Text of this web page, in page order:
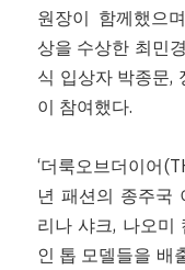
원장이 함께했으
상을 수상한 최민
식 입상자 박종문,
이 참여했다.
‘더룩오브더이어
년 패션의 종주국
리나 샤크, 나오미
인 톱 모델들을 배